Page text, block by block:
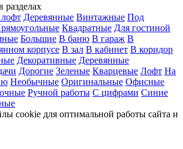
разделах
Деревянные Винтажные Под
Квадратные Для гостиной
Большие В баню В гараж В
корпусе В зал В кабинет В коридор
Декоративные Деревянные
Дорогие Зеленые Кварцевые Лофт На
Необычные Оригинальные Офисные
Ручной работы С цифрами Синие
cookie для оптимальной работы сайта и